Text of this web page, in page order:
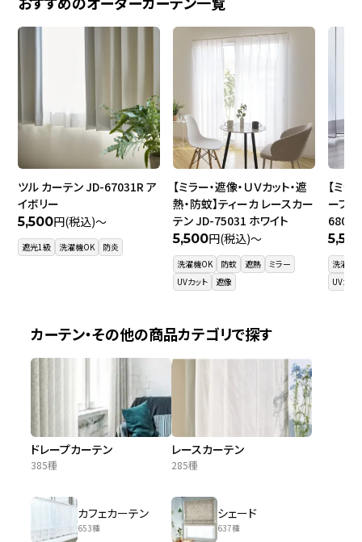
ツル カーテン JD-67031R ア
イボリー
5,500円(税込)～
遮光1級 洗濯機OK 防炎
【ミラー・遮像・ＵＶカット・遮
熱・防蚊】ティーカ レースカー
テン JD-75031 ホワイト
5,500円(税込)～
洗濯機OK 防蚊 遮熱
ミラー
UVカット
遮像
【ミラ
ーブ
洗濯機
UVカッ
カーテン・その他の商品カテゴリで探す
ドレープカーテン
385種
レースカーテン
285種
カフェカーテン
653種
シェード
637種